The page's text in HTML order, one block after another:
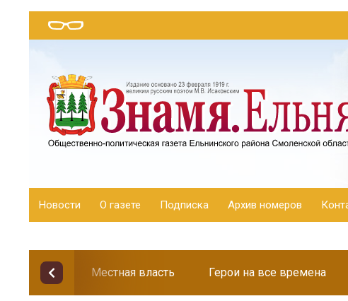
Новости О газете Подписка Архив номеров
Местная власть Герои на все времена